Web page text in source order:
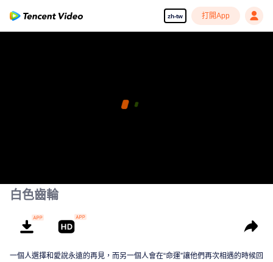
zh-tw 打開App
白色齒輪
一個人選擇和愛說永遠的再見，而另一個人會在“命運”讓他們再次相遇的時候回